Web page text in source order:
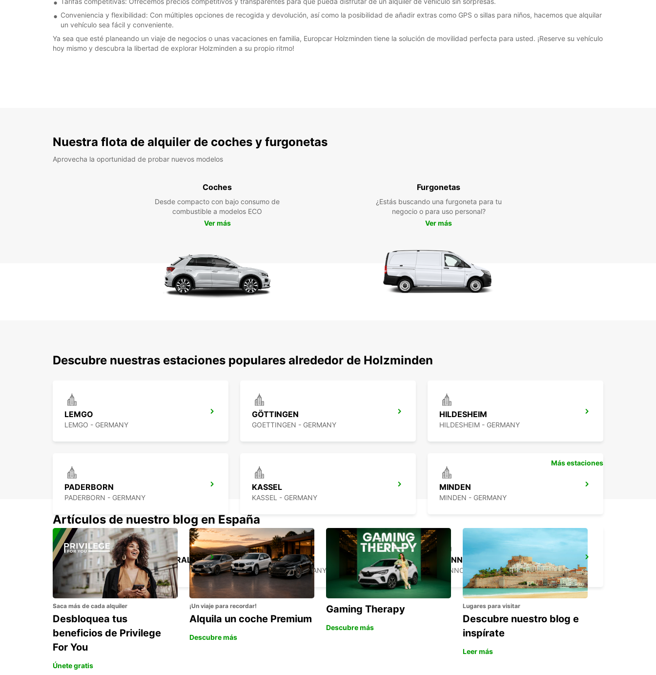
Conveniencia y flexibilidad: Con múltiples opciones de recogida y devolución, así como la posibilidad de añadir extras como GPS o sillas para niños, hacemos que alquilar
un vehículo sea fácil y conveniente.
Ya sea que esté planeando un viaje de negocios o unas vacaciones en familia, Europcar Holzminden tiene la solución de movilidad perfecta para usted. ¡Reserve su vehículo
hoy mismo y descubra la libertad de explorar Holzminden a su propio ritmo!
Nuestra flota de alquiler de coches y furgonetas
Aprovecha la oportunidad de probar nuevos modelos
Coches
Desde compacto con bajo consumo de
combustible a modelos ECO
Ver más
Furgonetas
¿Estás buscando una furgoneta para tu
negocio o para uso personal?
Ver más
Descubre nuestras estaciones populares alrededor de Holzminden
LEMGO
LEMGO - GERMANY
GÖTTINGEN
GOETTINGEN - GERMANY
HILDESHEIM
HILDESHEIM - GERMANY
PADERBORN
PADERBORN - GERMANY
KASSEL
KASSEL - GERMANY
MINDEN
MINDEN - GERMANY
HANNOVER ESTACIÓN CENTRAL
HANNOVER - GERMANY
BIELEFELD
BIELEFELD - GERMANY
HANNOVER VAHRENWALD
HANNOVER - GERMANY
Más estaciones
Artículos de nuestro blog en España
Saca más de cada alquiler
Desbloquea tus
beneficios de Privilege
For You
Únete gratis
¡Un viaje para recordar!
Alquila un coche Premium
Descubre más
Gaming Therapy
Descubre más
Lugares para visitar
Descubre nuestro blog e
inspírate
Leer más